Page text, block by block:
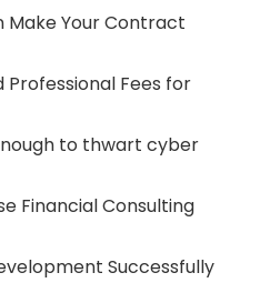
Make Your Contract
Professional Fees for
to thwart cyber
Financial Consulting
Successfully